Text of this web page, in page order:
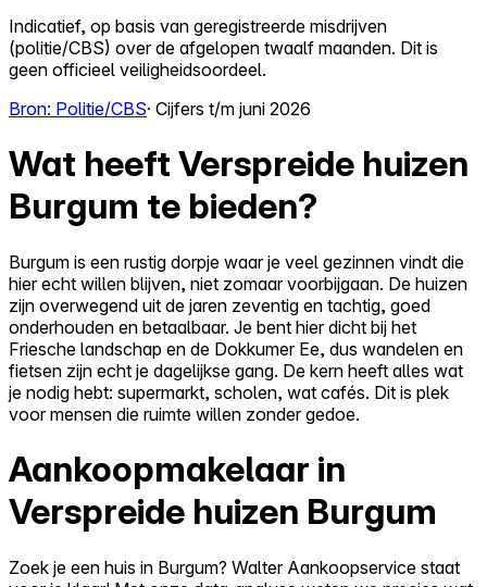
Indicatief, op basis van geregistreerde misdrijven
(politie/CBS) over de afgelopen twaalf maanden. Dit is
geen officieel veiligheidsoordeel.
Bron: Politie/CBS· Cijfers t/m juni 2026
Wat heeft Verspreide huizen
Burgum te bieden?
Burgum is een rustig dorpje waar je veel gezinnen vindt die
hier echt willen blijven, niet zomaar voorbijgaan. De huizen
zijn overwegend uit de jaren zeventig en tachtig, goed
onderhouden en betaalbaar. Je bent hier dicht bij het
Friesche landschap en de Dokkumer Ee, dus wandelen en
fietsen zijn echt je dagelijkse gang. De kern heeft alles wat
je nodig hebt: supermarkt, scholen, wat cafés. Dit is plek
voor mensen die ruimte willen zonder gedoe.
Aankoopmakelaar in
Verspreide huizen Burgum
Zoek je een huis in Burgum? Walter Aankoopservice staat